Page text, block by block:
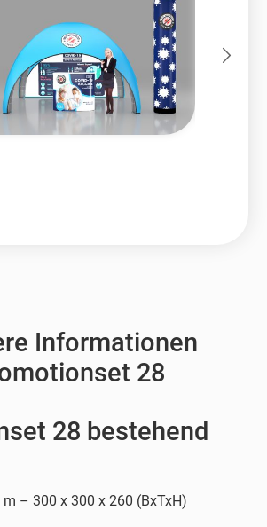
Informationen
28
28 bestehend
m – 300 x 300 x 260 (BxTxH)